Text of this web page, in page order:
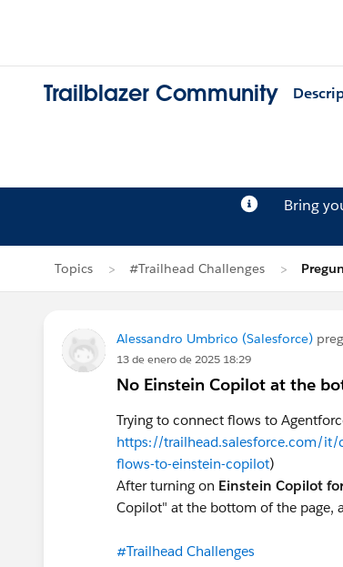
Trailblazer Community
Bring
Topics #Trailhead Challenges
Alessandro Umbrico (Salesforce)
13 de enero de 2025 18:29
No Einstein Copilot at the
Trying to connect flows to
https://trailhead.salesforce.com/
flows-to-einstein-copilot)
After turning on Einstein Copilot
Copilot" at the bottom of the page,
#Trailhead Challenges